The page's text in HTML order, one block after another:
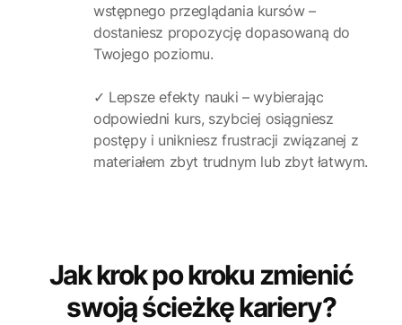
wstępnego przeglądania kursów –
dostaniesz propozycję dopasowaną do
Twojego poziomu.
✓ Lepsze efekty nauki – wybierając
odpowiedni kurs, szybciej osiągniesz
postępy i unikniesz frustracji związanej z
materiałem zbyt trudnym lub zbyt łatwym.
Jak krok po kroku zmienić
swoją ścieżkę kariery?